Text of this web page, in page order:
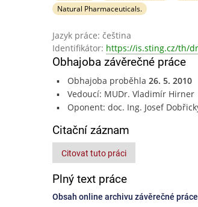
Natural Pharmaceuticals.
Jazyk práce: čeština
Identifikátor: https://is.sting.cz/th/
Obhajoba závěrečné práce
Obhajoba proběhla 26. 5. 2010
Vedoucí: MUDr. Vladimír Hirner
Oponent: doc. Ing. Josef
Citační záznam
Citovat tuto práci
Plný text práce
Obsah online archivu závěrečné práce